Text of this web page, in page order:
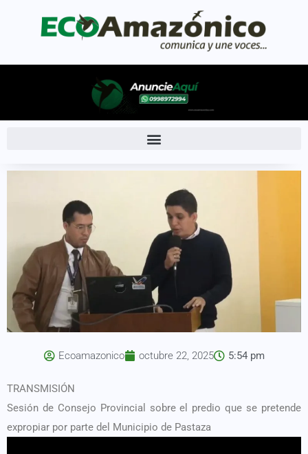
Ecoamazonico octubre 22, 2025 5:54 pm
TRANSMISIÓN
Sesión de Consejo Provincial sobre el predio que se pretende
expropiar por parte del Municipio de Pastaza